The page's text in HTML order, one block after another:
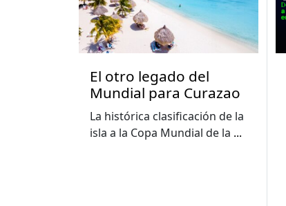
El otro legado del
Mundial para Curazao
La histórica clasificación de la
isla a la Copa Mundial de la ...